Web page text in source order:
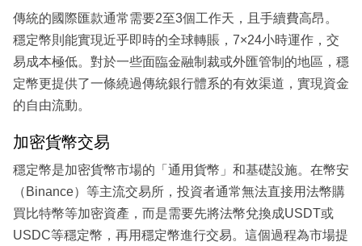
傳統的國際匯款通常需要2至3個工作天，且手續費高昂。
穩定幣則能實現近乎即時的全球轉賬，7×24小時運作，交
易成本極低。對於一些面臨金融制裁或外匯管制的地區，穩
定幣更提供了一條繞過傳統銀行體系的有效渠道，實現資金
的自由流動。
加密貨幣交易
穩定幣是加密貨幣市場的「通用貨幣」和基礎設施。在幣安
（Binance）等主流交易所，投資者通常無法直接用法幣購
買比特幣等加密資產，而是需要先將法幣兌換成USDT或
USDC等穩定幣，再用穩定幣進行交易。這個過程為市場提